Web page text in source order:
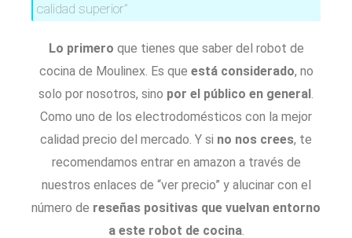
calidad superior”
Lo primero que tienes que saber del robot de
cocina de Moulinex. Es que está considerado, no
solo por nosotros, sino por el público en general.
Como uno de los electrodomésticos con la mejor
calidad precio del mercado. Y si no nos crees, te
recomendamos entrar en amazon a través de
nuestros enlaces de “ver precio” y alucinar con el
número de reseñas positivas que vuelvan entorno
a este robot de cocina.